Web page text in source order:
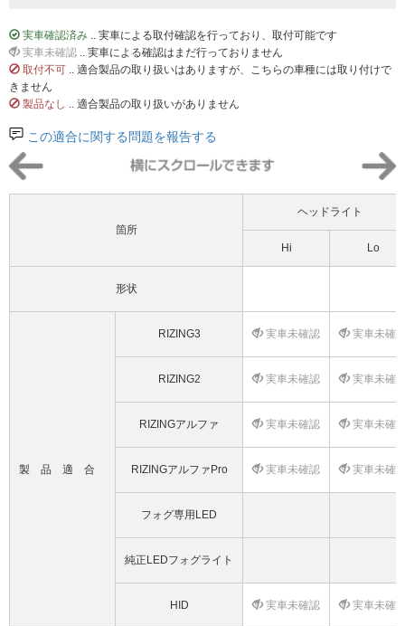
実車確認済み .. 実車による取付確認を行っており、取付可能です
実車未確認 .. 実車による確認はまだ行っておりません
取付不可 .. 適合製品の取り扱いはありますが、こちらの車種には取り付けで
きません
製品なし .. 適合製品の取り扱いがありません
この適合に関する問題を報告する
箇所
ヘッドライト
Hi Lo
形状
製品適合
RIZING3 実車未確認 実車未確
RIZING2 実車未確認 実車未確
RIZINGアルファ 実車未確認 実車未確
RIZINGアルファPro 実車未確認 実車未確
フォグ専用LED
純正LEDフォグライト
HID 実車未確認 実車未確